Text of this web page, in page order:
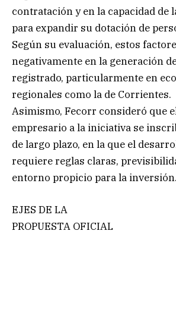
contratación y en la capacidad de
para expandir su dotación de
Según su evaluación, estos
negativamente en la generación
registrado, particularmente en
regionales como la de Corrientes.
Asimismo, Fecorr consideró que
empresario a la iniciativa se
de largo plazo, en la que el
requiere reglas claras,
entorno propicio para la inversión.
EJES DE LA
PROPUESTA OFICIAL